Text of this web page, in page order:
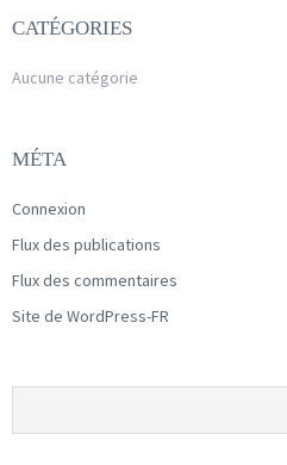
CATÉGORIES
Aucune catégorie
MÉTA
Connexion
Flux des publications
Flux des commentaires
Site de WordPress-FR